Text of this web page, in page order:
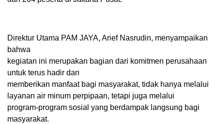
Direktur Utama PAM JAYA, Arief Nasrudin, menyampaikan
bahwa
kegiatan ini merupakan bagian dari komitmen perusahaan
untuk terus hadir dan
memberikan manfaat bagi masyarakat, tidak hanya melalui
layanan air minum perpipaan, tetapi juga melalui
program-program sosial yang berdampak langsung bagi
masyarakat.